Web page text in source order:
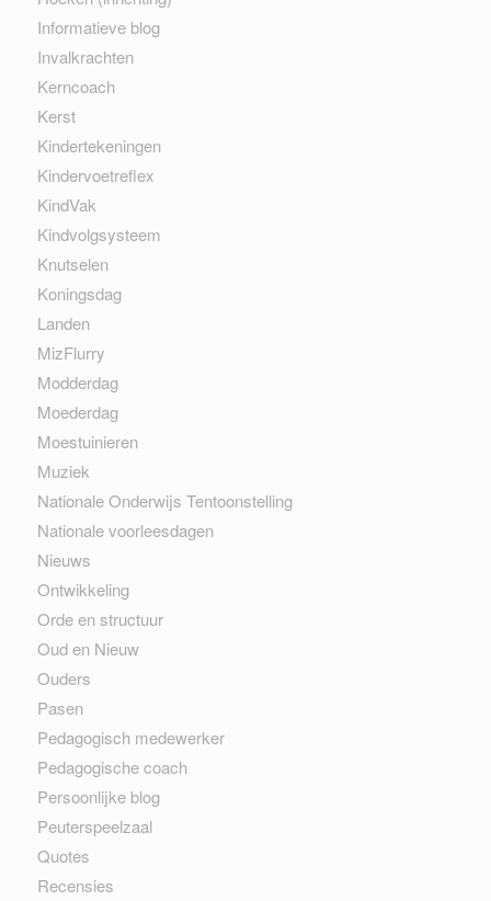
Informatieve blog
Invalkrachten
Kerncoach
Kerst
Kindertekeningen
Kindervoetreflex
KindVak
Kindvolgsysteem
Knutselen
Koningsdag
Landen
MizFlurry
Modderdag
Moederdag
Moestuinieren
Muziek
Nationale Onderwijs Tentoonstelling
Nationale voorleesdagen
Nieuws
Ontwikkeling
Orde en structuur
Oud en Nieuw
Ouders
Pasen
Pedagogisch medewerker
Pedagogische coach
Persoonlijke blog
Peuterspeelzaal
Quotes
Recensies